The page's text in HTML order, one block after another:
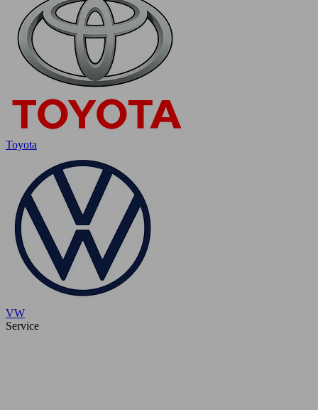
Toyota
VW
Service